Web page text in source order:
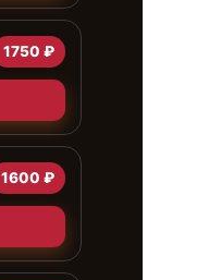
1750 ₽
1600 ₽